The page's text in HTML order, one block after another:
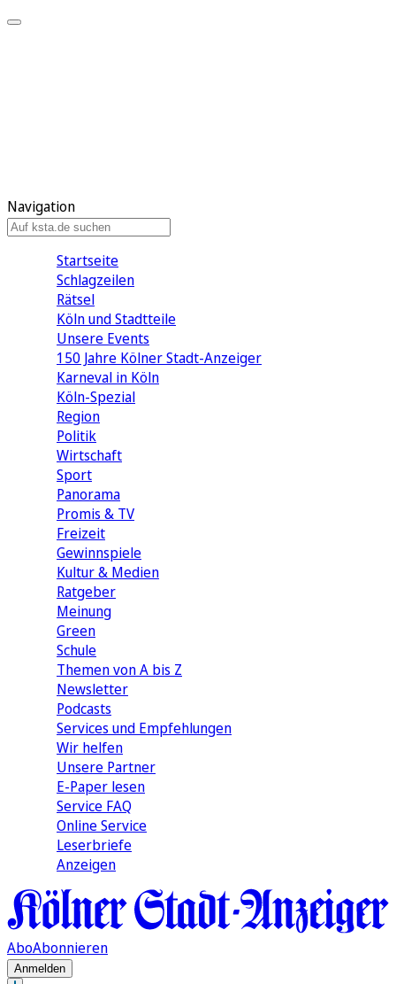
Navigation
Startseite
Schlagzeilen
Rätsel
Köln und Stadtteile
Unsere Events
150 Jahre Kölner Stadt-Anzeiger
Karneval in Köln
Köln-Spezial
Region
Politik
Wirtschaft
Sport
Panorama
Promis & TV
Freizeit
Gewinnspiele
Kultur & Medien
Ratgeber
Meinung
Green
Schule
Themen von A bis Z
Newsletter
Podcasts
Services und Empfehlungen
Wir helfen
Unsere Partner
E-Paper lesen
Service FAQ
Online Service
Leserbriefe
Anzeigen
AboAbonnieren
Anmelden